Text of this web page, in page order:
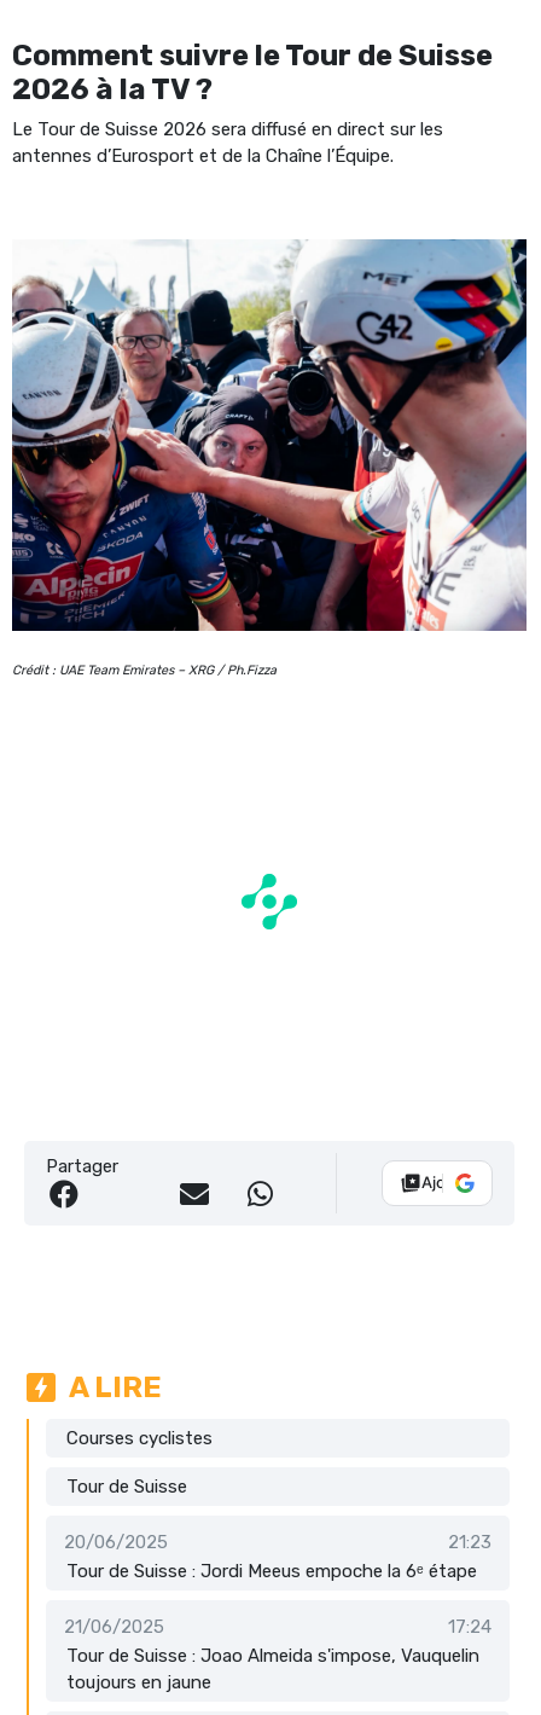
Comment suivre le Tour de Suisse
2026 à la TV ?
Le Tour de Suisse 2026 sera diffusé en direct sur les
antennes d’Eurosport et de la Chaîne l’Équipe.
Crédit : UAE Team Emirates – XRG / Ph.Fizza
Partager
Ajouter Vélo
A LIRE
Courses cyclistes
Tour de Suisse
20/06/2025
21:23
Tour de Suisse : Jordi Meeus empoche la 6ᵉ étape
21/06/2025
17:24
Tour de Suisse : Joao Almeida s'impose, Vauquelin
toujours en jaune